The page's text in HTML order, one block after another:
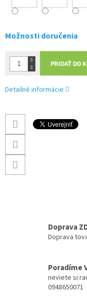
Možnosti doručenia
PRIDAŤ DO
Detailné informácie
Doprava
Doprava
Poradíme
neviete si
0948650071